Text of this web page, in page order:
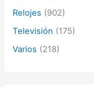
Relojes (902)
Televisión (175)
Varios (218)